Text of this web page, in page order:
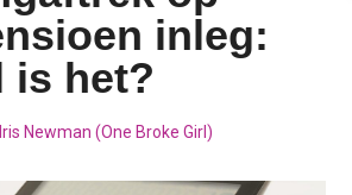
inleg:
is het?
Iris Newman (One Broke Girl)